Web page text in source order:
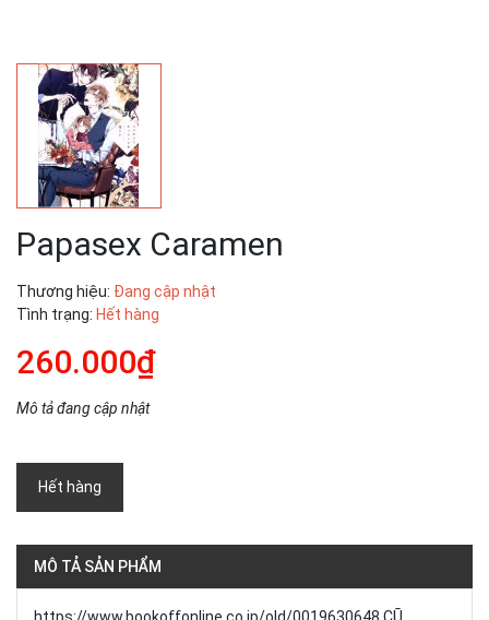
Papasex Caramen
Thương hiệu: Đang cập nhật
Tình trạng: Hết hàng
260.000₫
Mô tả đang cập nhật
Hết hàng
MÔ TẢ SẢN PHẨM
https://www.bookoffonline.co.jp/old/0019630648 CŨ